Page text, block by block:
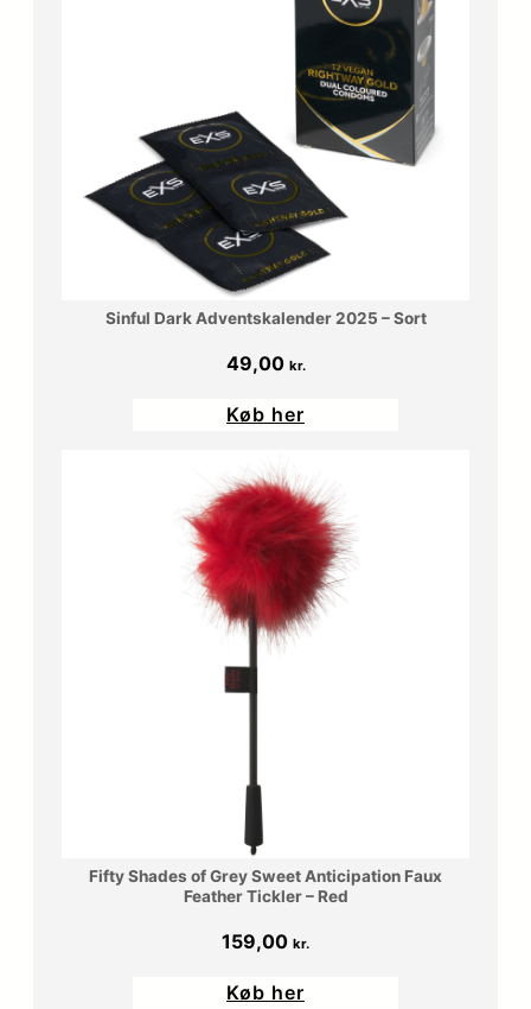
Sinful Dark Adventskalender 2025 – Sort
49,00 kr.
Køb her
Fifty Shades of Grey Sweet Anticipation Faux
Feather Tickler – Red
159,00 kr.
Køb her